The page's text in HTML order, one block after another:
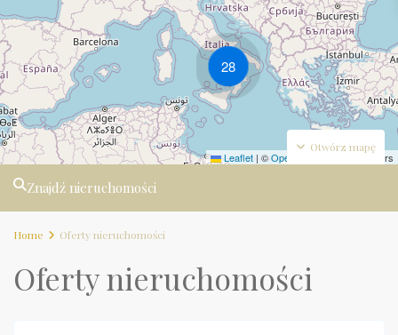
28
Leaflet | ©OpenStreetMap contributors
Otwórz mapę
Znajdź nieruchomości
Home Oferty nieruchomości
Oferty nieruchomości